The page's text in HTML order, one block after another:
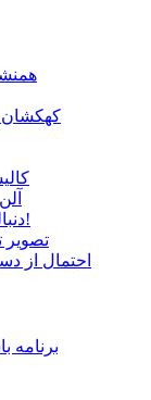
کهکشان
دنباله‌دار 220 مکنات 8000 برابر درخشان شد!
تصویر
احتمال از
برنامه